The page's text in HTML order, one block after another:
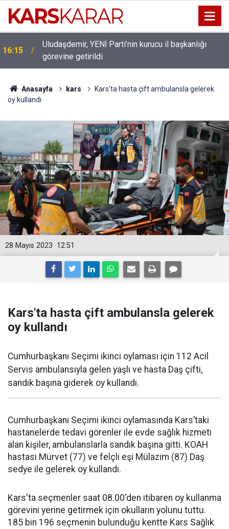
16:15
Uludaşdemir, YENİ Parti’nin kurucu il başkanlığı
görevine getirildi
Anasayfa kars
Kars'ta hasta çift ambulansla gelerek
oy kullandı
12:51
28 Mayıs 2023
Kars'ta hasta çift ambulansla gelerek
oy kullandı
Cumhurbaşkanı Seçimi ikinci oylaması için 112 Acil
Servis ambulansıyla gelen yaşlı ve hasta Daş çifti,
sandık başına giderek oy kullandı.
Cumhurbaşkanı Seçimi ikinci oylamasında Kars’taki
hastanelerde tedavi görenler ile evde sağlık hizmeti
alan kişiler, ambulanslarla sandık başına gitti. KOAH
hastası Mürvet (77) ve felçli eşi Mülazım (87) Daş
sedye ile gelerek oy kullandı.
Kars'ta seçmenler saat 08.00'den itibaren oy kullanma
görevini yerine getirmek için okulların yolunu tuttu.
185 bin 196 seçmenin bulunduğu kentte Kars Sağlık